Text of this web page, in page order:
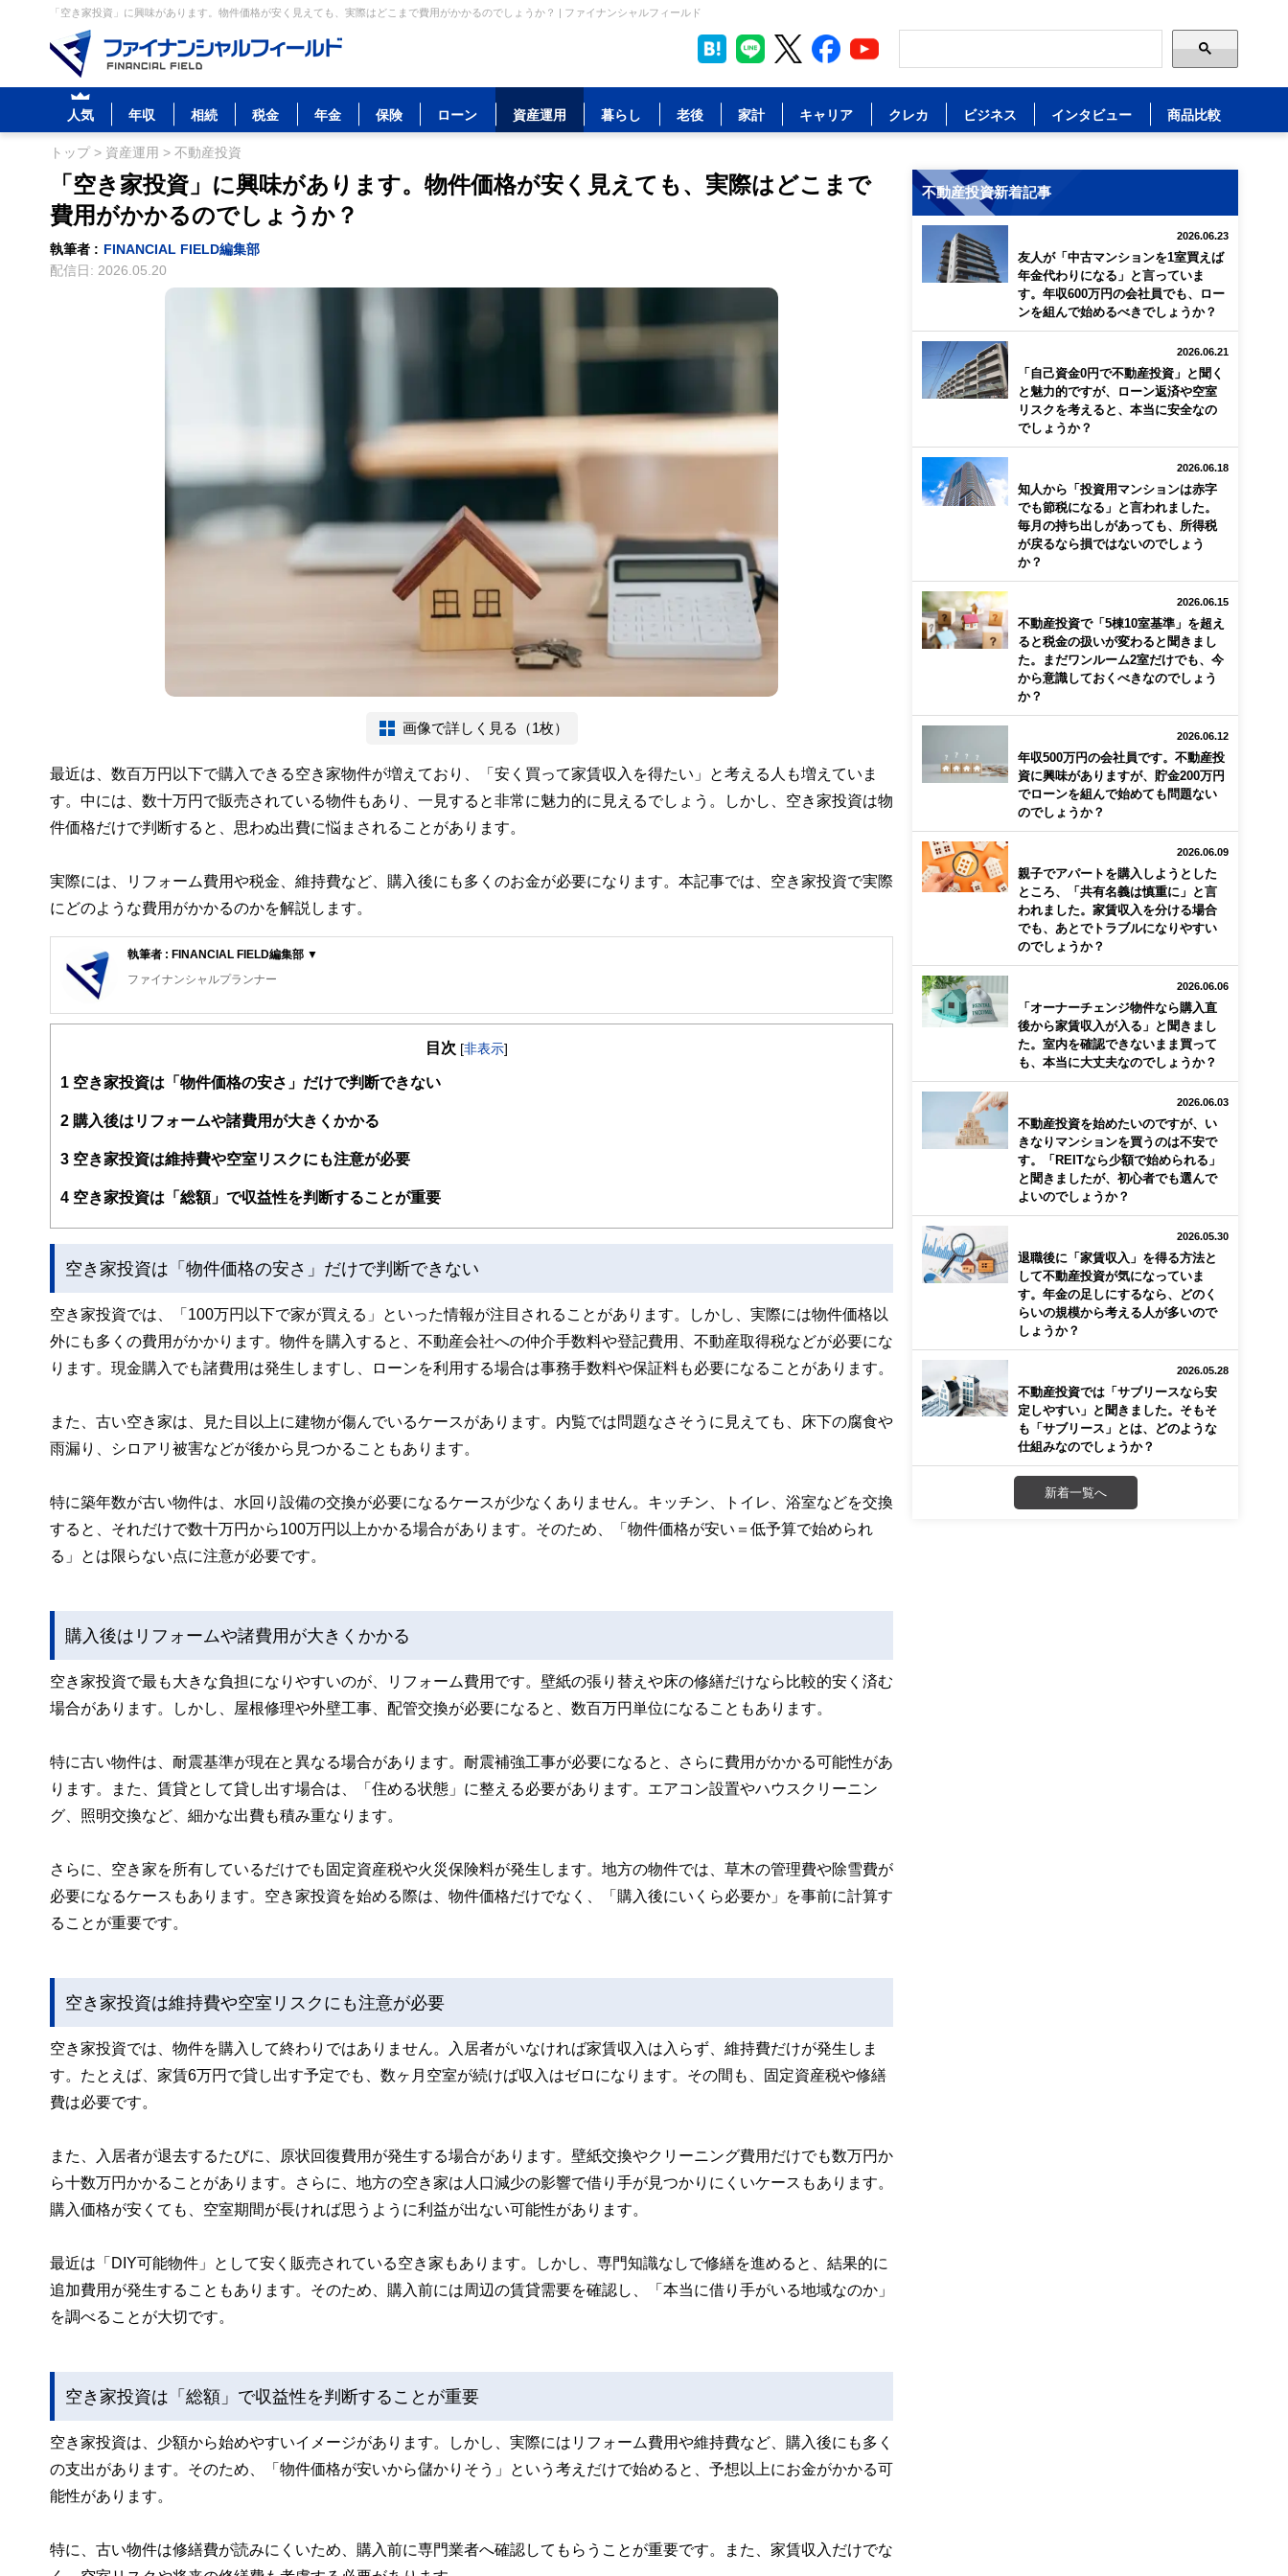
「空き家投資」に興味があります。物件価格が安く見えても、実際はどこまで費用がかかるのでしょうか？ | ファイナンシャルフィールド
人気 年収 相続 税金 年金 保険 ローン 資産運用 暮らし 老後 家計 キャリア クレカ ビジネス インタビュー 商品比較
トップ> 資産運用 > 不動産投資
「空き家投資」に興味があります。物件価格が安く見えても、実際はどこまで
費用がかかるのでしょうか？
執筆者 : FINANCIAL FIELD編集部
配信日: 2026.05.20
画像で詳しく見る（1枚）
最近は、数百万円以下で購入できる空き家物件が増えており、「安く買って家賃収入を得たい」と考える人も増えていま
す。中には、数十万円で販売されている物件もあり、一見すると非常に魅力的に見えるでしょう。しかし、空き家投資は物
件価格だけで判断すると、思わぬ出費に悩まされることがあります。
実際には、リフォーム費用や税金、維持費など、購入後にも多くのお金が必要になります。本記事では、空き家投資で実際
にどのような費用がかかるのかを解説します。
執筆者 : FINANCIAL FIELD編集部 ▼
ファイナンシャルプランナー
FinancialField編集部は、金融、経済に関する記事を、日々の暮らしにどのような影響を与えるかという視点で、お金の知識がない方でも理解でき
案から記事掲載まですべての工程に関わることで、読者目線のコンテンツを追求しています。
FinancialFieldの特徴は、ファイナンシャルプランナー、弁護士、税理士、宅地建物取引士、相続診断士、住宅ローンアドバイザー、DCプランナ
ー、公認会計士、社会保険労務士、行政書士、投資アナリスト、キャリアコンサルタントなど150名以上の有資格者を執筆者・監修者として迎
と、読み応えのあるコンテンツと確かな情報発信を実現しています。
私たちは、快適でより良い生活のアイデアを提供するお金のコンシェルジュを目指します。
目次 [非表示]
1 空き家投資は「物件価格の安さ」だけで判断できない
2 購入後はリフォームや諸費用が大きくかかる
3 空き家投資は維持費や空室リスクにも注意が必要
4 空き家投資は「総額」で収益性を判断することが重要
空き家投資は「物件価格の安さ」だけで判断できない
空き家投資では、「100万円以下で家が買える」といった情報が注目されることがあります。しかし、実際には物件価格以
外にも多くの費用がかかります。物件を購入すると、不動産会社への仲介手数料や登記費用、不動産取得税などが必要にな
ります。現金購入でも諸費用は発生しますし、ローンを利用する場合は事務手数料や保証料も必要になることがあります。
また、古い空き家は、見た目以上に建物が傷んでいるケースがあります。内覧では問題なさそうに見えても、床下の腐食や
雨漏り、シロアリ被害などが後から見つかることもあります。
特に築年数が古い物件は、水回り設備の交換が必要になるケースが少なくありません。キッチン、トイレ、浴室などを交換
すると、それだけで数十万円から100万円以上かかる場合があります。そのため、「物件価格が安い＝低予算で始められ
る」とは限らない点に注意が必要です。
購入後はリフォームや諸費用が大きくかかる
空き家投資で最も大きな負担になりやすいのが、リフォーム費用です。壁紙の張り替えや床の修繕だけなら比較的安く済む
場合があります。しかし、屋根修理や外壁工事、配管交換が必要になると、数百万円単位になることもあります。
特に古い物件は、耐震基準が現在と異なる場合があります。耐震補強工事が必要になると、さらに費用がかかる可能性があ
ります。また、賃貸として貸し出す場合は、「住める状態」に整える必要があります。エアコン設置やハウスクリーニン
グ、照明交換など、細かな出費も積み重なります。
さらに、空き家を所有しているだけでも固定資産税や火災保険料が発生します。地方の物件では、草木の管理費や除雪費が
必要になるケースもあります。空き家投資を始める際は、物件価格だけでなく、「購入後にいくら必要か」を事前に計算す
ることが重要です。
空き家投資は維持費や空室リスクにも注意が必要
空き家投資では、物件を購入して終わりではありません。入居者がいなければ家賃収入は入らず、維持費だけが発生しま
す。たとえば、家賃6万円で貸し出す予定でも、数ヶ月空室が続けば収入はゼロになります。その間も、固定資産税や修繕
費は必要です。
また、入居者が退去するたびに、原状回復費用が発生する場合があります。壁紙交換やクリーニング費用だけでも数万円か
ら十数万円かかることがあります。さらに、地方の空き家は人口減少の影響で借り手が見つかりにくいケースもあります。
購入価格が安くても、空室期間が長ければ思うように利益が出ない可能性があります。
最近は「DIY可能物件」として安く販売されている空き家もあります。しかし、専門知識なしで修繕を進めると、結果的に
追加費用が発生することもあります。そのため、購入前には周辺の賃貸需要を確認し、「本当に借り手がいる地域なのか」
を調べることが大切です。
空き家投資は「総額」で収益性を判断することが重要
空き家投資は、少額から始めやすいイメージがあります。しかし、実際にはリフォーム費用や維持費など、購入後にも多く
の支出があります。そのため、「物件価格が安いから儲かりそう」という考えだけで始めると、予想以上にお金がかかる可
能性があります。
特に、古い物件は修繕費が読みにくいため、購入前に専門業者へ確認してもらうことが重要です。また、家賃収入だけでな
不動産投資新着記事
2026.06.23
友人が「中古マンションを1室買えば
年金代わりになる」と言っていま
す。年収600万円の会社員でも、ロー
ンを組んで始めるべきでしょうか？
2026.06.21
「自己資金0円で不動産投資」と聞く
と魅力的ですが、ローン返済や空室
リスクを考えると、本当に安全なの
でしょうか？
2026.06.18
知人から「投資用マンションは赤字
でも節税になる」と言われました。
毎月の持ち出しがあっても、所得税
が戻るなら損ではないのでしょう
か？
2026.06.15
不動産投資で「5棟10室基準」を超え
ると税金の扱いが変わると聞きまし
た。まだワンルーム2室だけでも、今
から意識しておくべきなのでしょう
か？
2026.06.12
年収500万円の会社員です。不動産投
資に興味がありますが、貯金200万円
でローンを組んで始めても問題ない
のでしょうか？
2026.06.09
親子でアパートを購入しようとした
ところ、「共有名義は慎重に」と言
われました。家賃収入を分ける場合
でも、あとでトラブルになりやすい
のでしょうか？
2026.06.06
「オーナーチェンジ物件なら購入直
後から家賃収入が入る」と聞きまし
た。室内を確認できないまま買って
も、本当に大丈夫なのでしょうか？
2026.06.03
不動産投資を始めたいのですが、い
きなりマンションを買うのは不安で
す。「REITなら少額で始められる」
と聞きましたが、初心者でも選んで
よいのでしょうか？
2026.05.30
退職後に「家賃収入」を得る方法と
して不動産投資が気になっていま
す。年金の足しにするなら、どのく
らいの規模から考える人が多いので
しょうか？
2026.05.28
不動産投資では「サブリースなら安
定しやすい」と聞きました。そもそ
も「サブリース」とは、どのような
仕組みなのでしょうか？
新着一覧へ